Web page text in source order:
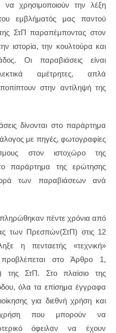
χρησιμοποιούν την λέξη
εμβλήματός μας παντού
ΣτΠ παραπέμποντας στον
ιστορία, την κουλτούρα και
Οι παραβιάσεις είναι
αμέτρητες, απλά
στην αντίληψή της
δίνονται στο παράρτημα
με πηγές, φωτογραφίες
στον ιστοχώρο της
παράρτημα της ερώτησης
των παραβιάσεων ανά
πέντε χρόνια από
των Πρεσπών(ΣτΠ) στις 12
η πενταετής «τεχνική»
στο Άρθρο 1,
της ΣτΠ. Στο πλαίσιο της
όλα τα επίσημα έγγραφα
για διεθνή χρήση και
χρήση που μπορούν να
όφειλαν να έχουν